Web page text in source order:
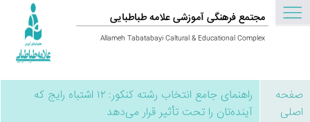
مجتمع فرهنگی آموزشی علامه طباطبایی
Allameh Tabatabayi Caltural & Educational Complex
صفحه
اصلی
راهنمای جامع انتخاب رشته کنکور: ۱۲ اشتباه رایج که
آینده‌تان را تحت تأثیر قرار می‌دهد